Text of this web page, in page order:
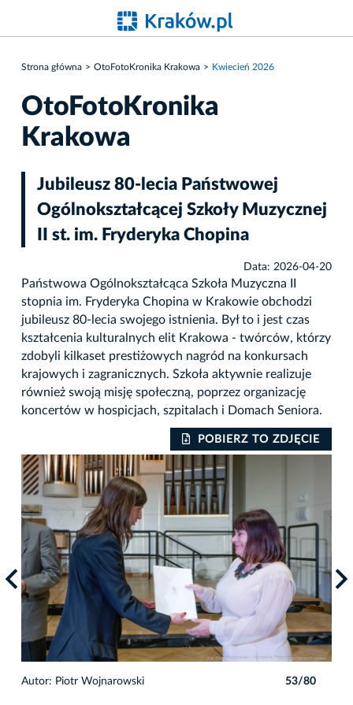
Strona główna OtoFotoKronika Krakowa Kwiecień 2026
OtoFotoKronika
Krakowa
Jubileusz 80-lecia Państwowej
Ogólnokształcącej Szkoły Muzycznej
II st. im. Fryderyka Chopina
Data: 2026-04-20
Państwowa Ogólnokształcąca Szkoła Muzyczna II
stopnia im. Fryderyka Chopina w Krakowie obchodzi
jubileusz 80-lecia swojego istnienia. Był to i jest czas
kształcenia kulturalnych elit Krakowa - twórców, którzy
zdobyli kilkaset prestiżowych nagród na konkursach
krajowych i zagranicznych. Szkoła aktywnie realizuje
również swoją misję społeczną, poprzez organizację
koncertów w hospicjach, szpitalach i Domach Seniora.
POBIERZ TO ZDJĘCIE
Autor: Piotr Wojnarowski 53/80